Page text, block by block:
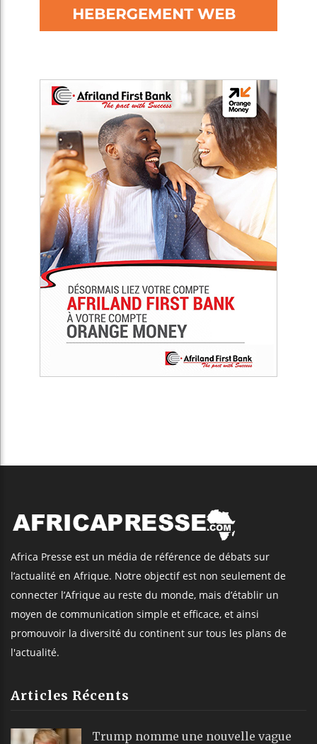
Africa Presse est un média de référence de débats sur
l’actualité en Afrique. Notre objectif est non seulement de
connecter l’Afrique au reste du monde, mais d’établir un
moyen de communication simple et efficace, et ainsi
promouvoir la diversité du continent sur tous les plans de
l'actualité.
Articles Récents
Trump nomme une nouvelle vague